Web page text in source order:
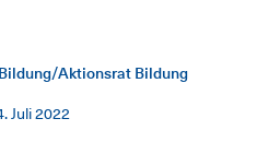
Aktionsrat Bildung
Juli 2022